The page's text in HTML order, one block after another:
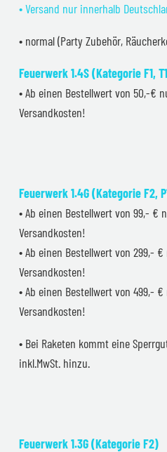
• Versand nur innerhalb
• normal (Party Zubehör,
Feuerwerk 1.4S (Kategorie F1,
• Ab einen Bestellwert von 50,-€
Versandkosten!
Feuerwerk 1.4G (Kategorie F2,
• Ab einen Bestellwert von 99,- €
Versandkosten!
• Ab einen Bestellwert von 299,-
Versandkosten!
• Ab einen Bestellwert von 499,-
Versandkosten!
• Bei Raketen kommt eine
inkl.MwSt. hinzu.
Feuerwerk 1.3G (Kategorie F2)